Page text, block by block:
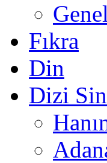
Genel
Fıkra
Din
Dizi